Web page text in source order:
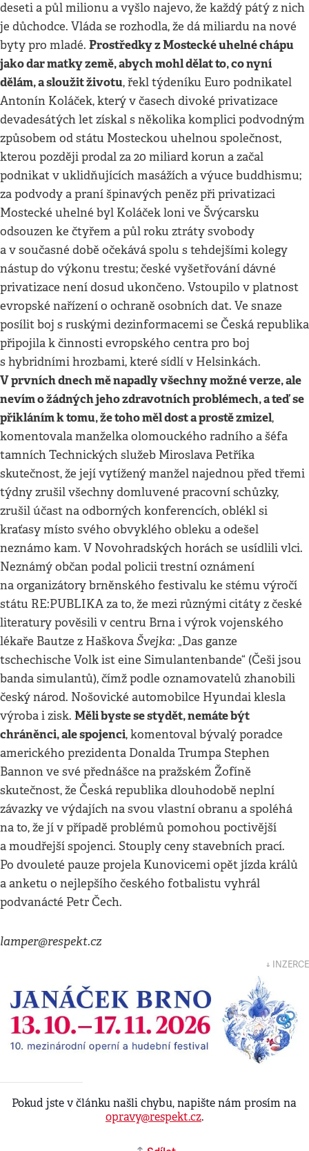
deseti a půl milionu a vyšlo najevo, že každý pátý z nich
je důchodce. Vláda se rozhodla, že dá miliardu na nové
byty pro mladé. Prostředky z Mostecké uhelné chápu
jako dar matky země, abych mohl dělat to, co nyní
dělám, a sloužit životu, řekl týdeníku Euro podnikatel
Antonín Koláček, který v časech divoké privatizace
devadesátých let získal s několika komplici podvodným
způsobem od státu Mosteckou uhelnou společnost,
kterou později prodal za 20 miliard korun a začal
podnikat v uklidňujících masážích a výuce buddhismu;
za podvody a praní špinavých peněz při privatizaci
Mostecké uhelné byl Koláček loni ve Švýcarsku
odsouzen ke čtyřem a půl roku ztráty svobody
a v současné době očekává spolu s tehdejšími kolegy
nástup do výkonu trestu; české vyšetřování dávné
privatizace není dosud ukončeno. Vstoupilo v platnost
evropské nařízení o ochraně osobních dat. Ve snaze
posílit boj s ruskými dezinformacemi se Česká republika
připojila k činnosti evropského centra pro boj
s hybridními hrozbami, které sídlí v Helsinkách.
V prvních dnech mě napadly všechny možné verze, ale
nevím o žádných jeho zdravotních problémech, a teď se
přikláním k tomu, že toho měl dost a prostě zmizel,
komentovala manželka olomouckého radního a šéfa
tamních Technických služeb Miroslava Petříka
skutečnost, že její vytížený manžel najednou před třemi
týdny zrušil všechny domluvené pracovní schůzky,
zrušil účast na odborných konferencích, oblékl si
kraťasy místo svého obvyklého obleku a odešel
neznámo kam. V Novohradských horách se usídlili vlci.
Neznámý občan podal policii trestní oznámení
na organizátory brněnského festivalu ke stému výročí
státu RE:PUBLIKA za to, že mezi různými citáty z české
literatury pověsili v centru Brna i výrok vojenského
lékaře Bautze z HaškovaŠvejka: „Das ganze
tschechische Volk ist eine Simulantenbande“ (Češi jsou
banda simulantů), čímž podle oznamovatelů zhanobili
český národ. Nošovické automobilce Hyundai klesla
výroba i zisk. Měli byste se stydět, nemáte být
chráněnci, ale spojenci, komentoval bývalý poradce
amerického prezidenta Donalda Trumpa Stephen
Bannon ve své přednášce na pražském Žofíně
skutečnost, že Česká republika dlouhodobě neplní
závazky ve výdajích na svou vlastní obranu a spoléhá
na to, že jí v případě problémů pomohou poctivější
a moudřejší spojenci. Stouply ceny stavebních prací.
Po dvouleté pauze projela Kunovicemi opět jízda králů
a anketu o nejlepšího českého fotbalistu vyhrál
podvanácté Petr Čech.
lamper@respekt.cz
↓ INZERCE
Pokud jste v článku našli chybu, napište nám prosím na
opravy@respekt.cz.